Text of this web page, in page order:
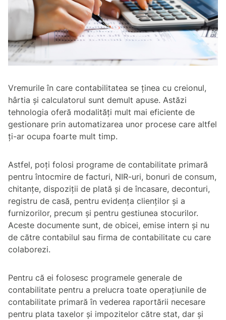
Vremurile în care contabilitatea se ținea cu creionul,
hârtia și calculatorul sunt demult apuse. Astăzi
tehnologia oferă modalități mult mai eficiente de
gestionare prin automatizarea unor procese care altfel
ți-ar ocupa foarte mult timp.
Astfel, poți folosi programe de contabilitate primară
pentru întocmire de facturi, NIR-uri, bonuri de consum,
chitanțe, dispoziții de plată și de încasare, deconturi,
registru de casă, pentru evidența clienților și a
furnizorilor, precum și pentru gestiunea stocurilor.
Aceste documente sunt, de obicei, emise intern și nu
de către contabilul sau firma de contabilitate cu care
colaborezi.
Pentru că ei folosesc programele generale de
contabilitate pentru a prelucra toate operațiunile de
contabilitate primară în vederea raportării necesare
pentru plata taxelor și impozitelor către stat, dar și